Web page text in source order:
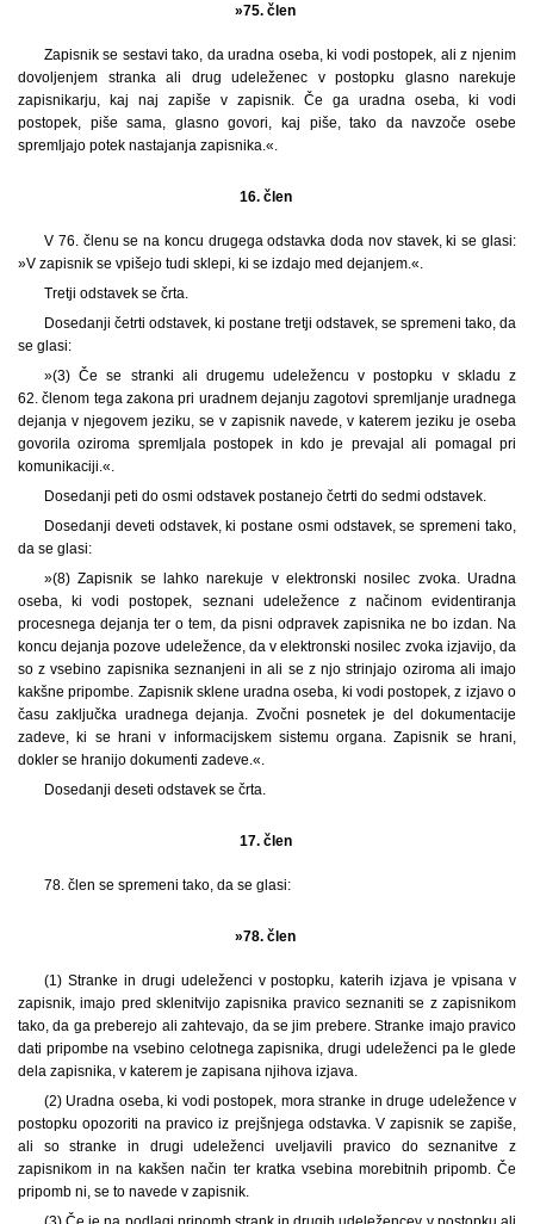
»75. člen
Zapisnik se sestavi tako, da uradna oseba, ki vodi postopek, ali z njenim
dovoljenjem stranka ali drug udeleženec v postopku glasno narekuje
zapisnikarju, kaj naj zapiše v zapisnik. Če ga uradna oseba, ki vodi
postopek, piše sama, glasno govori, kaj piše, tako da navzoče osebe
spremljajo potek nastajanja zapisnika.«.
16. člen
V 76. členu se na koncu drugega odstavka doda nov stavek, ki se glasi:
»V zapisnik se vpišejo tudi sklepi, ki se izdajo med dejanjem.«.
Tretji odstavek se črta.
Dosedanji četrti odstavek, ki postane tretji odstavek, se spremeni tako, da
se glasi:
»(3) Če se stranki ali drugemu udeležencu v postopku v skladu z
62. členom tega zakona pri uradnem dejanju zagotovi spremljanje uradnega
dejanja v njegovem jeziku, se v zapisnik navede, v katerem jeziku je oseba
govorila oziroma spremljala postopek in kdo je prevajal ali pomagal pri
komunikaciji.«.
Dosedanji peti do osmi odstavek postanejo četrti do sedmi odstavek.
Dosedanji deveti odstavek, ki postane osmi odstavek, se spremeni tako,
da se glasi:
»(8) Zapisnik se lahko narekuje v elektronski nosilec zvoka. Uradna
oseba, ki vodi postopek, seznani udeležence z načinom evidentiranja
procesnega dejanja ter o tem, da pisni odpravek zapisnika ne bo izdan. Na
koncu dejanja pozove udeležence, da v elektronski nosilec zvoka izjavijo, da
so z vsebino zapisnika seznanjeni in ali se z njo strinjajo oziroma ali imajo
kakšne pripombe. Zapisnik sklene uradna oseba, ki vodi postopek, z izjavo o
času zaključka uradnega dejanja. Zvočni posnetek je del dokumentacije
zadeve, ki se hrani v informacijskem sistemu organa. Zapisnik se hrani,
dokler se hranijo dokumenti zadeve.«.
Dosedanji deseti odstavek se črta.
17. člen
78. člen se spremeni tako, da se glasi:
»78. člen
(1) Stranke in drugi udeleženci v postopku, katerih izjava je vpisana v
zapisnik, imajo pred sklenitvijo zapisnika pravico seznaniti se z zapisnikom
tako, da ga preberejo ali zahtevajo, da se jim prebere. Stranke imajo pravico
dati pripombe na vsebino celotnega zapisnika, drugi udeleženci pa le glede
dela zapisnika, v katerem je zapisana njihova izjava.
(2) Uradna oseba, ki vodi postopek, mora stranke in druge udeležence v
postopku opozoriti na pravico iz prejšnjega odstavka. V zapisnik se zapiše,
ali so stranke in drugi udeleženci uveljavili pravico do seznanitve z
zapisnikom in na kakšen način ter kratka vsebina morebitnih pripomb. Če
pripomb ni, se to navede v zapisnik.